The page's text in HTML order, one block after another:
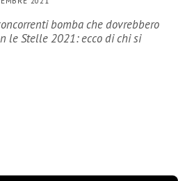
bomba che dovrebbero
le Stelle 2021: ecco di chi si